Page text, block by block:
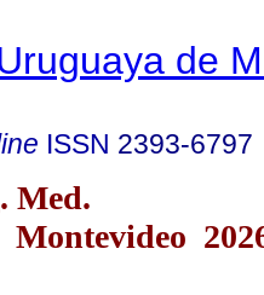
de
ISSN 2393-6797
Med.
Montevideo